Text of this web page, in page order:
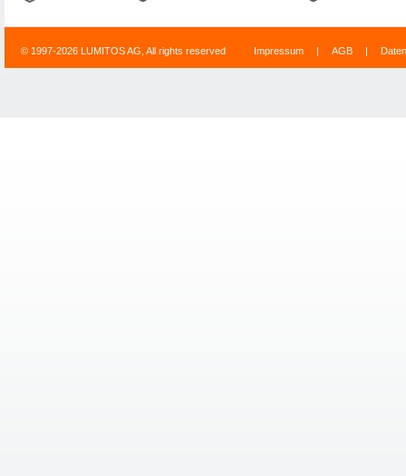
© 1997-2026 LUMITOS AG, All rights reserved Impressum | AGB |